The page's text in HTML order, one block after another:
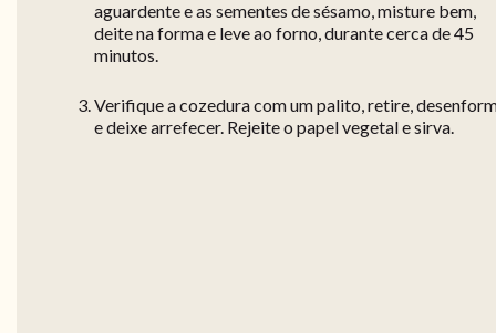
aguardente e as sementes de sésamo, misture bem,
deite na forma e leve ao forno, durante cerca de 45
minutos.
Verifique a cozedura com um palito, retire,
e deixe arrefecer. Rejeite o papel vegetal e sirva.